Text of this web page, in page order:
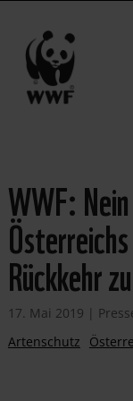
WWF:
Rückkehr
17. Mai 2019 |
Artenschutz